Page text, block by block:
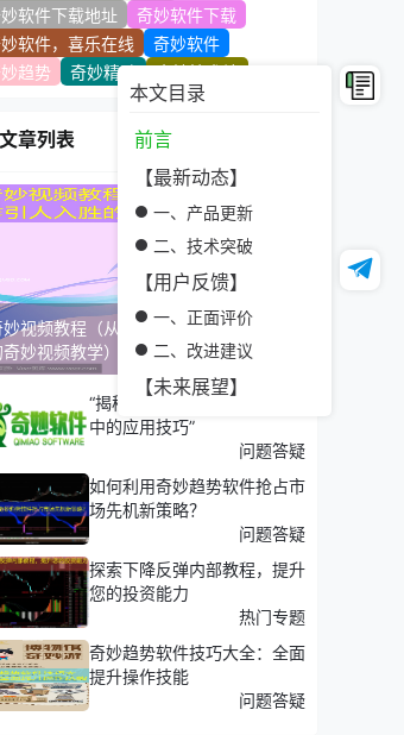
本文目录
前言
【最新动态】
一、产品更新
二、技术突破
【用户反馈】
一、正面评价
二、改进建议
【未来展望】
软件下载地址
奇妙软件下载
软件，喜乐在线
奇妙软件
趋势
奇妙精髓 奇妙技术站
文章列表
视频教程（从零开始：制作引人入胜
妙视频教学）
“揭秘：奇妙趋势均线在交易
中的应用技巧”
问题答疑
如何利用奇妙趋势软件抢占市
场先机新策略？
问题答疑
探索下降反弹内部教程，提升
您的投资能力
热门专题
奇妙趋势软件技巧大全：全面
提升操作技能
问题答疑